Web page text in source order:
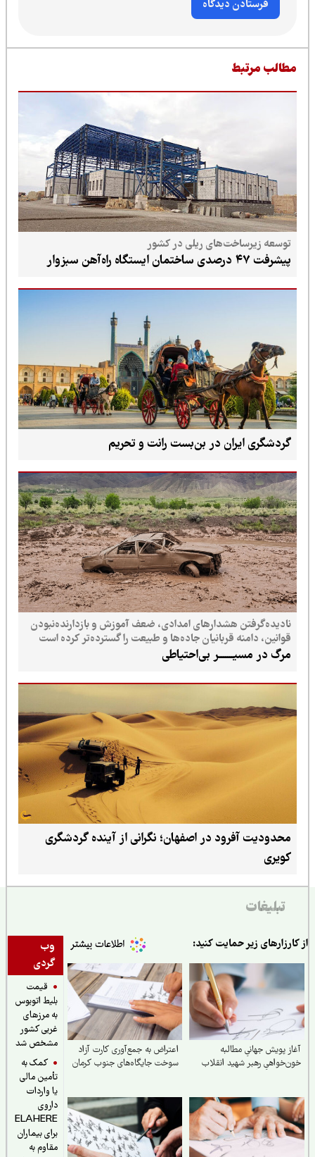
مرتبط
توسعه زیرساخت‌های ریلی در کشور
پیشرفت ۴۷ درصدی ساختمان ایستگاه راه‌آهن سبزوار
گردشگری ایران در بن‌بست رانت و تحریم
نادیده‌گرفتن هشدارهای امدادی، ضعف آموزش و بازدارنده‌نبودن
قوانین، دامنه قربانیان جاده‌ها و طبیعت را گسترده‌تر کرده است
مرگ در مسیـــــــر بی‌احتیاطی
محدودیت آفرود در اصفهان؛ نگرانی از آینده گردشگری
کویری
تبلیغات
وب
گردی
قیمت
بلیط اتوبوس
به مرزهای
غربی کشور
مشخص شد
کمک به
تأمین مالی
یا واردات
داروی
ELAHERE
برای بیماران
مقاوم به
زیر حمایت کنید:
پویش جهانیِ مطالبه
رهبر شهید انقلاب
اعتراض به جمع‌آوری کارت آزاد
سوخت جایگاه‌های جنوب کرمان